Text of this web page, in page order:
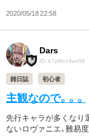
2020/05/18 22:58
Dars
ID: k7p6fcc4we56
雑日誌 初心者
主観なので。。。
先行キャラが多くなり
ないロヴァニエ、難易